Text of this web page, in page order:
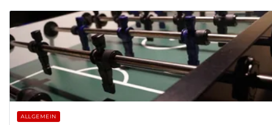
ALLGEMEIN